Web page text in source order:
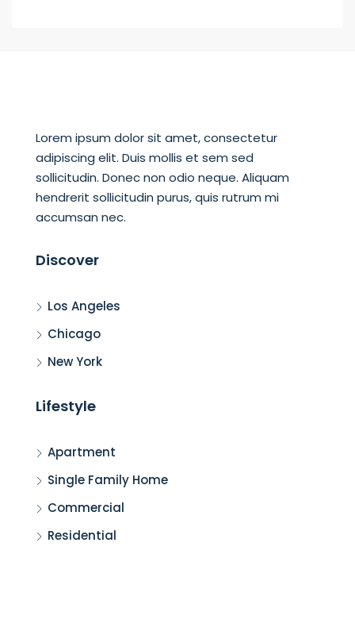
Lorem ipsum dolor sit amet, consectetur
adipiscing elit. Duis mollis et sem sed
sollicitudin. Donec non odio neque. Aliquam
hendrerit sollicitudin purus, quis rutrum mi
accumsan nec.
Discover
Los Angeles
Chicago
New York
Lifestyle
Apartment
Single Family Home
Commercial
Residential